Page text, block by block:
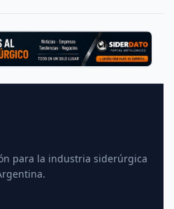
para la industria siderúrgica